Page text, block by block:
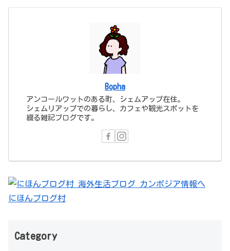
Bopha
アンコールワットのある町、シェムアップ在住。
シェムリアップでの暮らし、カフェや観光スポットを
綴る雑記ブログです。
にほんブログ村
Category